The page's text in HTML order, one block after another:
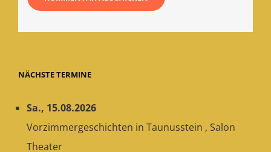
NÄCHSTE TERMINE
Sa., 15.08.2026
Vorzimmergeschichten in Taunusstein , Salon
Theater